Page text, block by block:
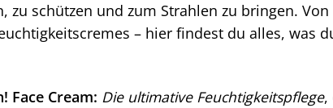
zu schützen und zum Strahlen zu bringen.
– hier findest du alles, was
Face Cream: Die ultimative Feuchtigkeitspflege,